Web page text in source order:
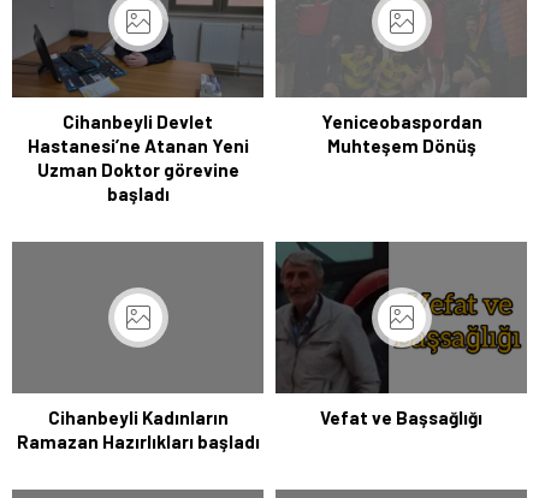
Cihanbeyli Devlet
Hastanesi’ne Atanan Yeni
Uzman Doktor görevine
başladı
Yeniceobaspordan
Muhteşem Dönüş
Cihanbeyli Kadınların
Ramazan Hazırlıkları başladı
Vefat ve Başsağlığı